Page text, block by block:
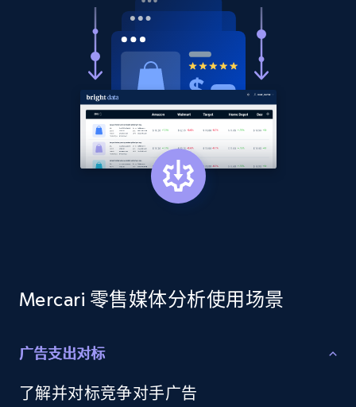
Title, Seller name, Brand, Description, Initial
price, Currency, Availability, Reviews count, and
375+ 立即开始
Amazon products global dataset - Collects
products by best sellers category URL
375+ 立即开始
Amazon products by seller URL
Mercari 零售媒体分析使用场景
广告支出对标
了解并对标竞争对手广告